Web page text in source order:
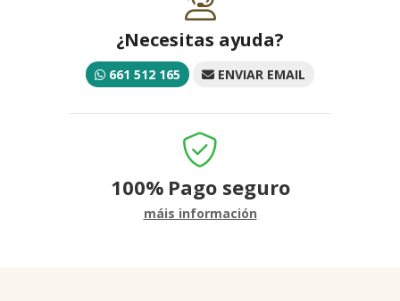
¿Necesitas ayuda?
661 512 165 ENVIAR EMAIL
100% Pago seguro
máis información